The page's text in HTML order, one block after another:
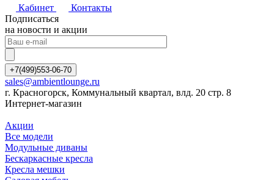
Кабинет
Контакты
Подписаться
на новости и акции
+7(499)553-06-70
sales@ambientlounge.ru
г. Красногорск, Коммунальный квартал, влд. 20 стр. 8
Интернет-магазин
Акции
Все модели
Модульные диваны
Бескаркасные кресла
Кресла мешки